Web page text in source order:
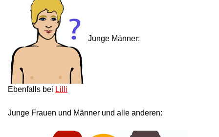
Junge Männer:
Ebenfalls bei Lilli
Junge Frauen und Männer und alle anderen: